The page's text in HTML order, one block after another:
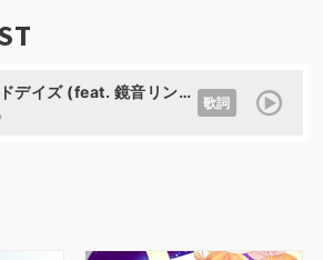
イズ (feat. 鏡音リン&鏡音レン)
歌詞